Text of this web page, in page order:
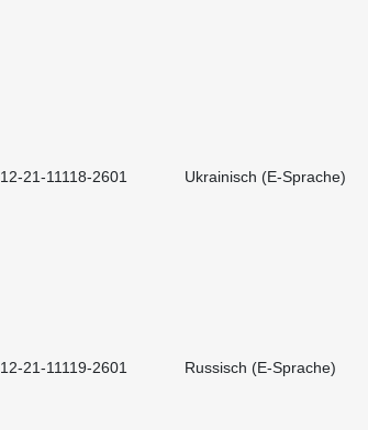
12-21-11118-2601 Ukrainisch (E-Sprache)
12-21-11119-2601 Russisch (E-Sprache)